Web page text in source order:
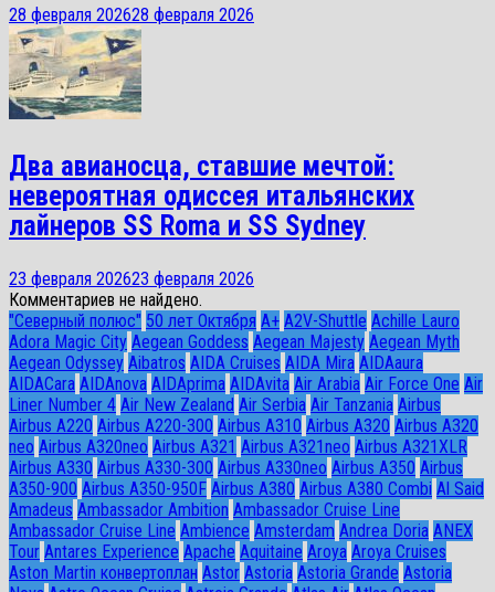
28 февраля 202628 февраля 2026
Два авианосца, ставшие мечтой:
невероятная одиссея итальянских
лайнеров SS Roma и SS Sydney
23 февраля 202623 февраля 2026
Комментариев не найдено.
"Северный полюс" 50 лет Октября A+ A2V-Shuttle Achille Lauro
Adora Magic City Aegean Goddess Aegean Majesty Aegean Myth
Aegean Odyssey Aibatros AIDA Cruises AIDA Mira AIDAaura
AIDACara AIDAnova AIDAprima AIDAvita Air Arabia Air Force One Air
Liner Number 4 Air New Zealand Air Serbia Air Tanzania Airbus
Airbus A220 Airbus A220-300 Airbus A310 Airbus A320 Airbus A320
neo Airbus A320neo Airbus A321 Airbus A321neo Airbus A321XLR
Airbus A330 Airbus A330-300 Airbus A330neo Airbus A350 Airbus
A350-900 Airbus A350-950F Airbus A380 Airbus A380 Combi Al Said
Amadeus Ambassador Ambition Ambassador Cruise Line
Ambassador Сruise Line Ambience Amsterdam Andrea Doria ANEX
Tour Antares Experience Apache Aquitaine Aroya Aroya Cruises
Aston Martin конвертоплан Astor Astoria Astoria Grande Astoria